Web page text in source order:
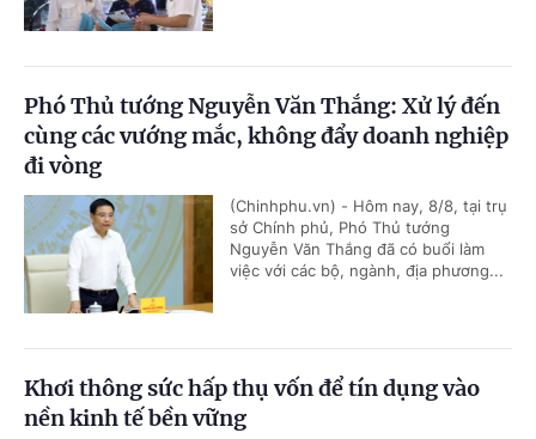
Phó Thủ tướng Nguyễn Văn Thắng: Xử lý đến
cùng các vướng mắc, không đẩy doanh nghiệp
đi vòng
(Chinhphu.vn) - Hôm nay, 8/8, tại trụ
sở Chính phủ, Phó Thủ tướng
Nguyễn Văn Thắng đã có buổi làm
việc với các bộ, ngành, địa phương...
Khơi thông sức hấp thụ vốn để tín dụng vào
nền kinh tế bền vững